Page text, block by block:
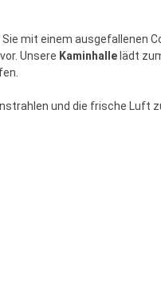
mit einem ausgefallenen
Unsere Kaminhalle lädt
und die frische Luft